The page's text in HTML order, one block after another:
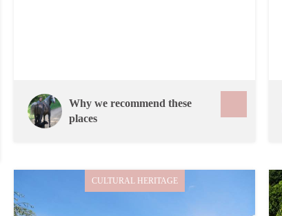
Why we recommend these
places
CULTURAL HERITAGE